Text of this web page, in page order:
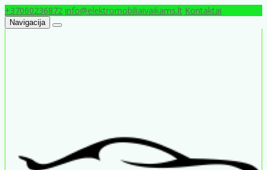
+37060236872 info@elektromobiliaivaikams.lt Kontaktai
Navigacija